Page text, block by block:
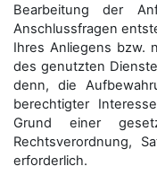
Bearbeitung der
Anschluss­fragen
Ihres Anliegens bzw.
des genutzten
denn, die
berechtigter
Grund einer
Rechtsverordnung,
erforderlich.